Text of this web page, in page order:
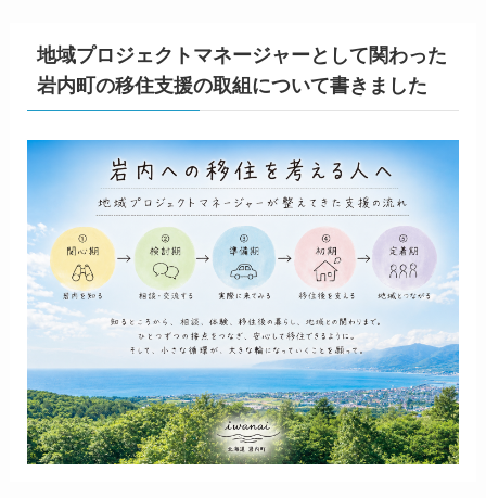
地域プロジェクトマネージャーとして関わった
岩内町の移住支援の取組について書きました